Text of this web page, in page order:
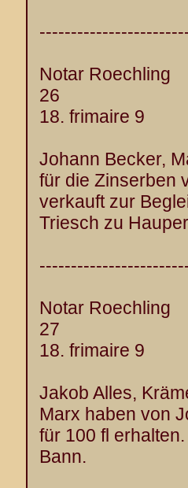
Notar Roechling
26
18. frimaire 9
Johann Becker,
für die Zinserben
verkauft zur
Triesch zu
Notar Roechling
27
18. frimaire 9
Jakob Alles,
Marx haben von
für 100 fl
Bann.